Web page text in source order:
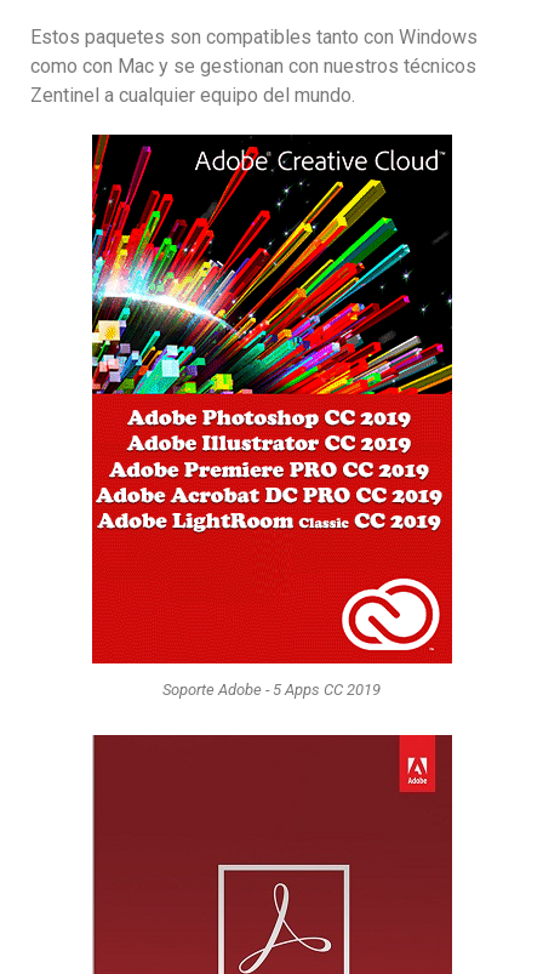
Estos paquetes son compatibles tanto con Windows
como con Mac y se gestionan con nuestros técnicos
Zentinel a cualquier equipo del mundo.
Soporte Adobe - 5 Apps CC 2019